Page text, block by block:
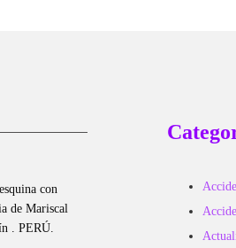
con
de Mariscal
. PERÚ.